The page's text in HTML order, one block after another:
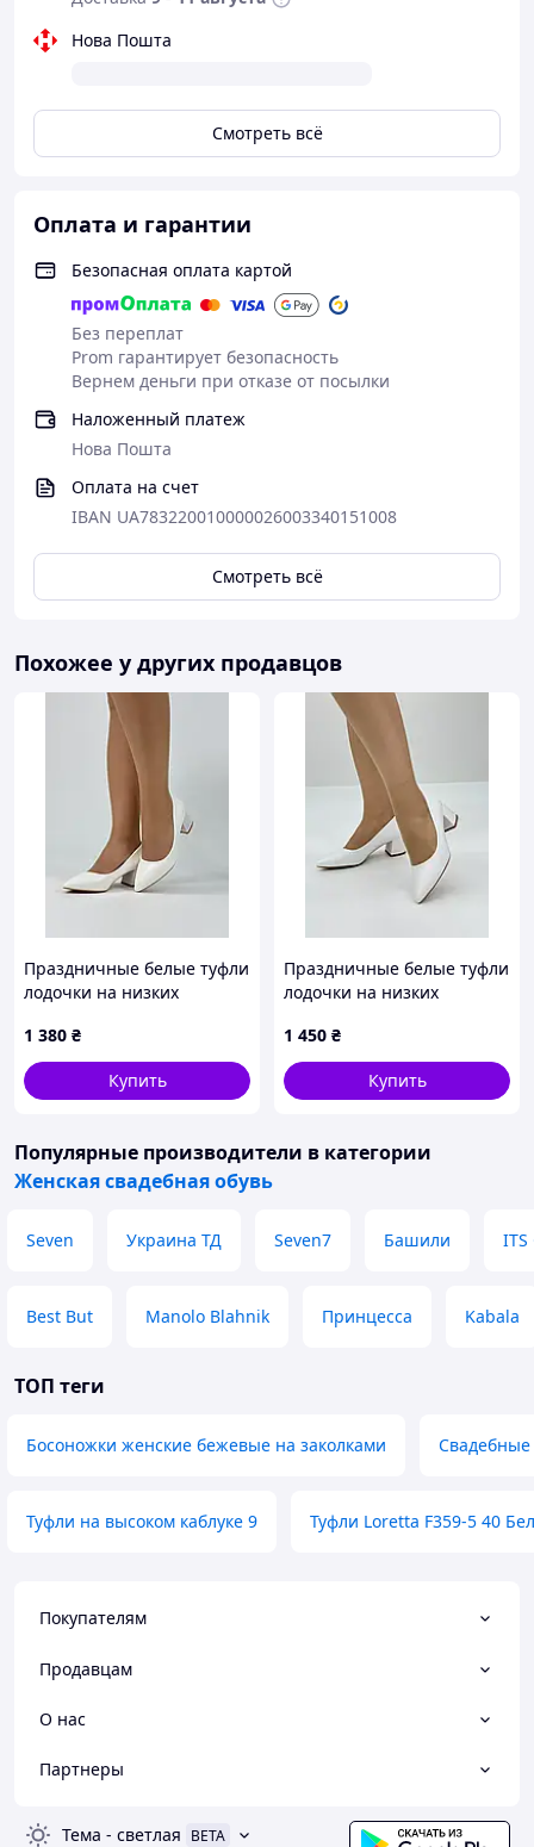
Нова Пошта
Смотреть всё
Оплата и гарантии
Безопасная оплата картой
Без переплат
Prom гарантирует безопасность
Вернем деньги при отказе от посылки
Наложенный платеж
Нова Пошта
Оплата на счет
IBAN UA783220010000026003340151008
Смотреть всё
Похожее у других продавцов
Праздничные белые туфли
лодочки на низких
37 38 39
1 380 ₴
Купить
Праздничные белые туфли
лодочки на низких
1 450 ₴
Купить
Популярные производители в категории
Женская свадебная обувь
Seven Украина ТД Seven7 Башили ITS
Best But Manolo Blahnik Принцесса Kabala
ТОП теги
Босоножки женские бежевые на заколками Свадебные
Туфли на высоком каблуке 9 Туфли Loretta F359-5 40
Покупателям
Продавцам
О нас
Партнеры
Тема - светлая BETA